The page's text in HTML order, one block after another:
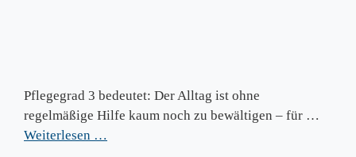
Pflegegrad 3 bedeutet: Der Alltag ist ohne
regelmäßige Hilfe kaum noch zu bewältigen – für …
Weiterlesen …